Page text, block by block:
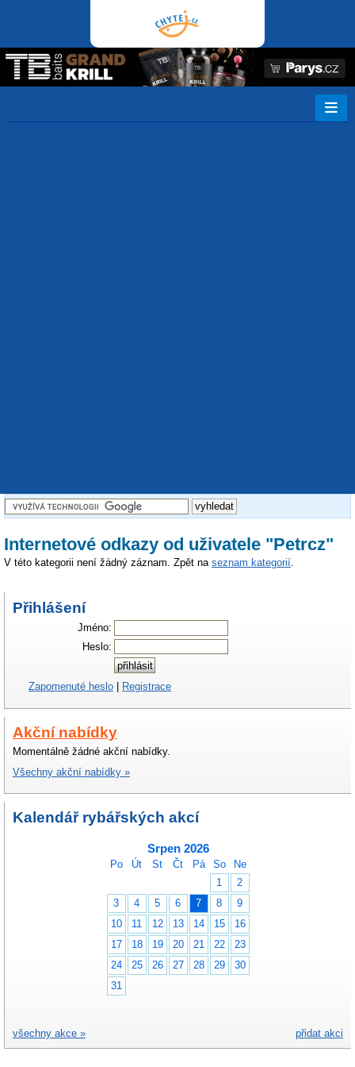
Internetové odkazy od uživatele "Petrcz"
V této kategorii není žádný záznam. Zpět na seznam kategorií.
Přihlášení
Jméno:
Heslo:
Zapomenuté heslo Registrace
Akční nabídky
Momentálně žádné akční nabídky.
Všechny akční nabídky »
Kalendář rybářských akcí
Srpen 2026
Po Út St Čt Pá So
Ne
1
2
3
4 5 6 7 8
9
10
11 12 13 14 15
16
17
18 19 20 21 22
23
24
25 26 27 28 29
30
31
přidat akci
všechny akce »